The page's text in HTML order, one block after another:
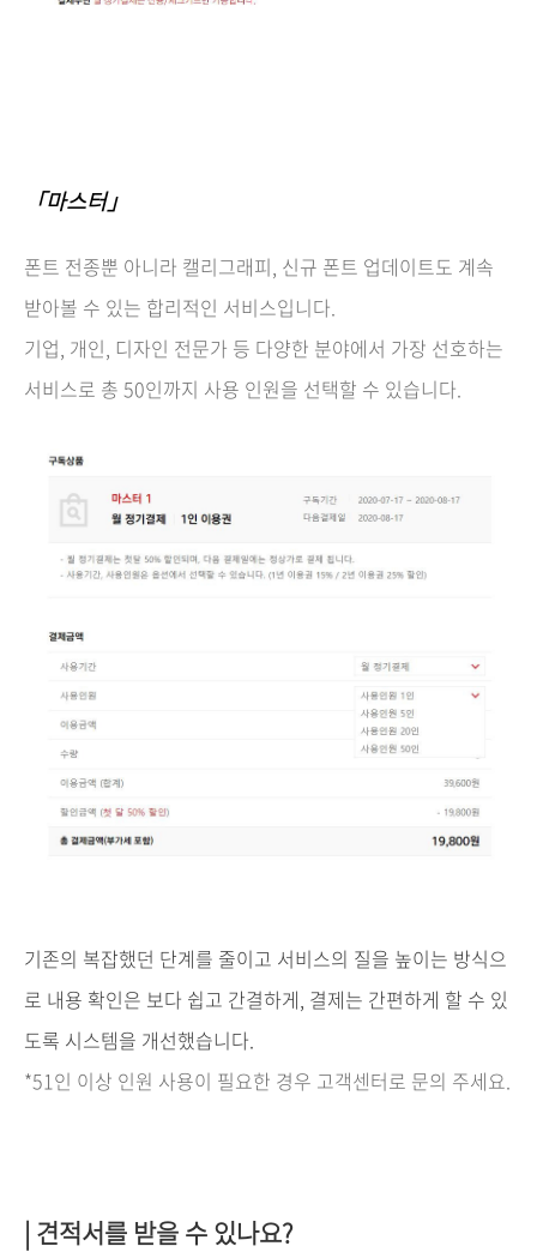
「마스터」
폰트 전종뿐 아니라 캘리그래피, 신규 폰트 업데이트도 계속
받아볼 수 있는 합리적인 서비스입니다.
기업, 개인, 디자인 전문가 등 다양한 분야에서 가장 선호하는
서비스로 총 50인까지 사용 인원을 선택할 수 있습니다.
기존의 복잡했던 단계를 줄이고 서비스의 질을 높이는 방식으
로 내용 확인은 보다 쉽고 간결하게, 결제는 간편하게 할 수 있
도록 시스템을 개선했습니다.
*51인 이상 인원 사용이 필요한 경우 고객센터로 문의 주세요.
| 견적서를 받을 수 있나요?